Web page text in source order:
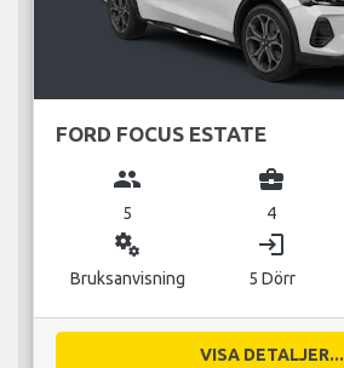
FORD FOCUS ESTATE
group
5
business_center
4
miscellaneous_services
Bruksanvisning
login
5 Dörr
VISA DETALJER...